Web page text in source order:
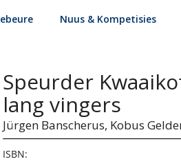
Nuus & Kompetisies
Speurder
lang vingers
Jürgen Banscherus, Kobus
ISBN: